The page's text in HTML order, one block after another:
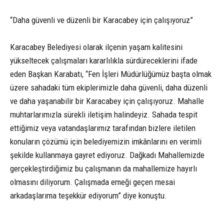
“Daha güvenli ve düzenli bir Karacabey için çalışıyoruz”
Karacabey Belediyesi olarak ilçenin yaşam kalitesini
yükseltecek çalışmaları kararlılıkla sürdüreceklerini ifade
eden Başkan Karabatı, “Fen İşleri Müdürlüğümüz başta olmak
üzere sahadaki tüm ekiplerimizle daha güvenli, daha düzenli
ve daha yaşanabilir bir Karacabey için çalışıyoruz. Mahalle
muhtarlarımızla sürekli iletişim halindeyiz. Sahada tespit
ettiğimiz veya vatandaşlarımız tarafından bizlere iletilen
konuların çözümü için belediyemizin imkânlarını en verimli
şekilde kullanmaya gayret ediyoruz. Dağkadı Mahallemizde
gerçekleştirdiğimiz bu çalışmanın da mahallemize hayırlı
olmasını diliyorum. Çalışmada emeği geçen mesai
arkadaşlarıma teşekkür ediyorum” diye konuştu.